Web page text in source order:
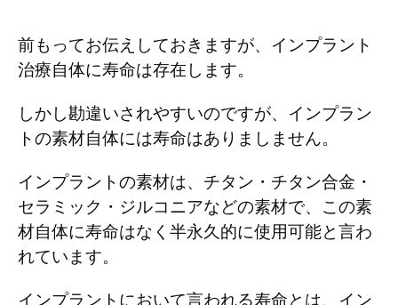
前もってお伝えしておきますが、インプラント
治療自体に寿命は存在します。
しかし勘違いされやすいのですが、インプラン
トの素材自体には寿命はありましません。
インプラントの素材は、チタン・チタン合金・
セラミック・ジルコニアなどの素材で、この素
材自体に寿命はなく半永久的に使用可能と言わ
れています。
インプラントにおいて言われる寿命とは、イン